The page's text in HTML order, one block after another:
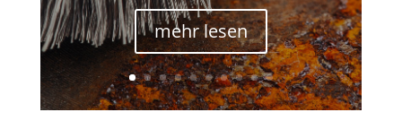
mehr lesen